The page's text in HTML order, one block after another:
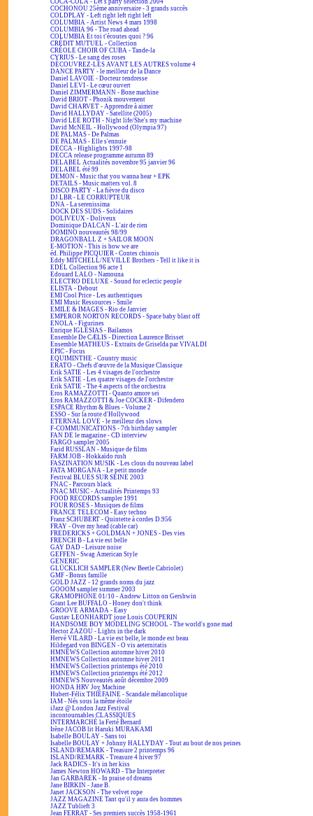
COCA-COLA - Let's party selection 2004
COCHONOU 25ème anniversaire - 3 grands succès
COLDPLAY - Left right left right left
COLUMBIA - Artist News 4 mars 1998
COLUMBIA 96 - The road ahead
COLUMBIA Et toi t'écoutes quoi ? 96
CRÉDIT MUTUEL - Collection
CRÉOLE CHOIR OF CUBA - Tande-la
CYRIUS - Le sang des roses
DÉCOUVREZ-LES AVANT LES AUTRES volume 4
DANCE PARTY - le meilleur de la Dance
Daniel LAVOIE - Docteur tendresse
Daniel LEVI - Le cœur ouvert
Daniel ZIMMERMANN - Bone machine
David BRIOT - Phonik mouvement
David CHARVET - Apprendre à aimer
David HALLYDAY - Satellite (2005)
David LEE ROTH - Night life/She's my machine
David McNEIL - Hollywood (Olympia 97)
DE PALMAS - De Palmas
DE PALMAS - Elle s'ennuie
DECCA - Highlights 1997-98
DECCA release programme autumn 89
DELABEL Actualités novembre 95 janvier 96
DELABEL été 99
DEMON - Music that you wanna hear + EPK
DETAILS - Music matters vol. 8
DISCO PARTY - La fièvre du disco
DJ LBR - LE CORRUPTEUR
DNA - La serenissima
DOCK DES SUDS - Solidaires
DOLIVEUX - Doliveux
Dominique DALCAN - L'air de rien
DOMINO nouveautés 98/99
DRAGONBALL Z + SAILOR MOON
E-MOTION - This is how we are
éd. Philippe PICQUIER - Contes chinois
Eddy MITCHELL/NEVILLE Brothers - Tell it like it is
EDEL Collection 96 acte 1
Edouard LALO - Namouna
ELECTRO DELUXE - Sound for eclectic people
ELISTA - Debout
EMI Cool Price - Les authentiques
EMI Music Ressources - Smile
EMILE & IMAGES - Rio de Janvier
EMPEROR NORTON RECORDS - Space baby blast off
ENOLA - Figurines
Enrique IGLESIAS - Bailamos
Ensemble De CÆLIS - Direction Laurence Brisset
Ensemble MATHEUS - Extraits de Griselda par VIVALDI
EPIC - Focus
EQUIMINTHE - Country music
ERATO - Chefs d'œuvre de la Musique Classique
Erik SATIE - Les 4 visages de l'orchestre
Erik SATIE - Les quatre visages de l'orchestre
Erik SATIE - The 4 aspects of the orchestra
Eros RAMAZZOTTI - Quanto amore sei
Eros RAMAZZOTTI & Joe COCKER - Difendero
ESPACE Rhythm & Blues - Volume 2
ESSO - Sur la route d'Hollywood
ETERNAL LOVE - le meilleur des slows
F-COMMUNICATIONS - 7th birthday sampler
FAN DE le magazine - CD interview
FARGO sampler 2005
Farid RUSSLAN - Musique de films
FARM JOB - Hokkaïdo rush
FASZINATION MUSIK - Les clous du nouveau label
FATA MORGANA - Le petit monde
Festival BLUES SUR SEINE 2003
FNAC - Parcours black
FNAC MUSIC - Actualités Printemps 93
FOOD RECORDS sampler 1991
FOUR ROSES - Musiques de films
FRANCE TELECOM - Easy techno
Franz SCHUBERT - Quintette à cordes D.956
FRAY - Over my head (cable car)
FREDERICKS + GOLDMAN + JONES - Des vies
FRENCH B - La vie est belle
GAY DAD - Leisure noise
GEFFEN - Swag American Style
GENERIC
GLÜCKLICH SAMPLER (New Beetle Cabriolet)
GMF - Bonus famille
GOLD JAZZ - 12 grands noms du jazz
GOOOM sampler summer 2003
GRAMOPHONE 01/10 - Andrew Litton on Gershwin
Grant Lee BUFFALO - Honey don't think
GROOVE ARMADA - Easy
Gustav LEONHARDT joue Louis COUPERIN
HANDSOME BOY MODELING SCHOOL - The world's gone mad
Hector ZAZOU - Lights in the dark
Hervé VILARD - La vie est belle, le monde est beau
Hildegard von BINGEN - O vis aeternitatis
HMNEWS Collection automne hiver 2010
HMNEWS Collection automne hiver 2011
HMNEWS Collection printemps été 2010
HMNEWS Collection printemps été 2012
HMNEWS Nouveautés août décembre 2009
HONDA HRV Joy Machine
Hubert-Félix THIÉFAINE - Scandale mélancolique
IAM - Nés sous la même étoile
iJazz @ London Jazz Festival
incontournables CLASSIQUES
INTERMARCHÉ la Ferté Bernard
Irène JACOB lit Haruki MURAKAMI
Isabelle BOULAY - Sans toi
Isabelle BOULAY + Johnny HALLYDAY - Tout au bout de nos peines
ISLAND/REMARK - Treasure 2 printemps 96
ISLAND/REMARK - Treasure 4 hiver 97
Jack RADICS - It's in her kiss
James Newton HOWARD - The Interpreter
Jan GARBAREK - In praise of dreams
Jane BIRKIN - Jane B.
Janet JACKSON - The velvet rope
JAZZ MAGAZINE Tant qu'il y aura des hommes
JAZZ Tublieft 3
Jean FERRAT - Ses premiers succès 1958-1961